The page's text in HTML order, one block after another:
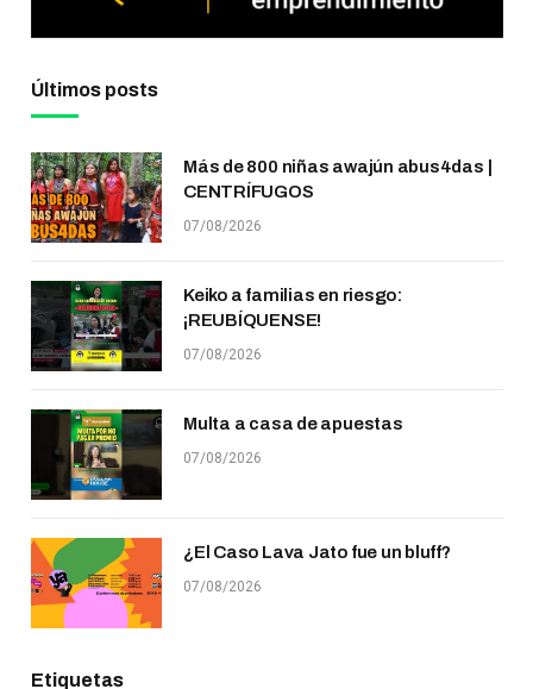
Últimos posts
Más de 800 niñas awajún abus4das |
CENTRÍFUGOS
07/08/2026
Keiko a familias en riesgo:
¡REUBÍQUENSE!
07/08/2026
Multa a casa de apuestas
07/08/2026
¿El Caso Lava Jato fue un bluff?
07/08/2026
Etiquetas